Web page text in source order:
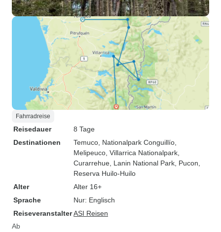
Fahrradreise
Reisedauer
8 Tage
Destinationen
Temuco , Nationalpark Conguillío
Melipeuco , Villarrica Nationalpark
Curarrehue , Lanin National Park , Pucon
Reserva Huilo-Huilo
Alter
Alter 16+
Sprache
Nur: Englisch
ReiseveranstalterASI Reisen
Ab